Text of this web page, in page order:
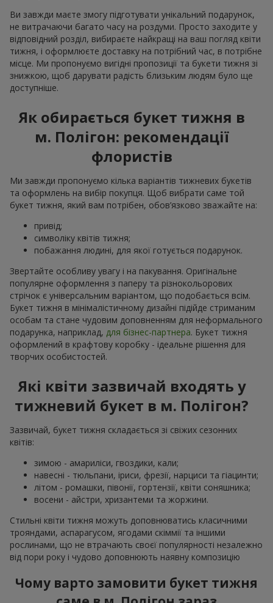
Ви завжди маєте змогу підготувати унікальний подарунок,
не витрачаючи багато часу на роздуми. Просто заходите у
відповідний розділ, вибираєте найкращі на ваш погляд квіти
тижня, і оформлюєте доставку на потрібний час, в потрібне
місце. Ми пропонуємо вигідні пропозиції та букети тижня зі
знижкою, щоб дарувати радість близьким людям було ще
доступніше.
Як обирається букет тижня в
м. Полігон: рекомендації
флористів
Ми завжди пропонуємо кілька варіантів тижневих букетів
та оформлень на вибір покупця. Щоб вибрати саме той
букет тижня, який вам потрібен, обов’язково зважайте на:
привід;
символіку квітів тижня;
побажання людині, для якої готується подарунок.
Звертайте особливу увагу і на пакування. Оригінальне
популярне оформлення з паперу та різнокольорових
стрічок є універсальним варіантом, що подобається всім.
Букет тижня в мінімалістичному дизайні підійде стриманим
особам та стане чудовим доповненням для неформального
подарунка, наприклад, для бізнес-партнера. Букет тижня
оформлений в крафтову коробку - ідеальне рішення для
творчих особистостей.
Які квіти зазвичай входять у
тижневий букет в м. Полігон?
Зазвичай, букет тижня складається зі свіжих сезонних
квітів:
зимою - амариліси, гвоздики, кали;
навесні - тюльпани, іриси, фрезії, нарциси та гіацинти;
літом - ромашки, півонії, гортензії, квіти соняшника;
восени - айстри, хризантеми та жоржини.
Стильні квіти тижня можуть доповнюватись класичними
трояндами, аспарагусом, ягодами скіммії та іншими
рослинами, що не втрачають своєї популярності незалежно
від пори року і чудово доповнюють наявну композицію
Чому варто замовити букет тижня